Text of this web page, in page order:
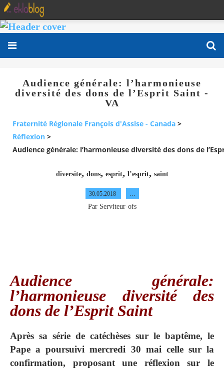
Audience générale: l’harmonieuse
diversité des dons de l’Esprit Saint -
VA
Fraternité Régionale François d'Assise - Canada >
Réflexion >
Audience générale: l’harmonieuse diversité des dons de
diversite, dons, esprit, l’esprit, saint
30.05.2018
Par Serviteur-ofs
Audience générale:
l’harmonieuse diversité des
dons de l’Esprit Saint
Après sa série de catéchèses sur le baptême, le
Pape a poursuivi mercredi 30 mai celle sur la
confirmation, proposant une réflexion sur le